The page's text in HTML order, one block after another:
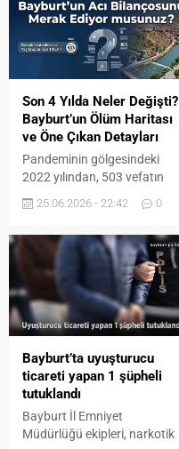
Son 4 Yılda Neler Değişti?
Bayburt’un Ölüm Haritası
ve Öne Çıkan Detayları
Pandeminin gölgesindeki
2022 yılından, 503 vefatın
yaşandığı 2025 yılına kadar
ilimizdeki tüm hayati verileri
Bayburt'un acı tablosu...
25.06.2026 - 22:42 0
Bayburt’ta uyuşturucu
ticareti yapan 1 şüpheli
tutuklandı
Bayburt İl Emniyet
Müdürlüğü ekipleri, narkotik